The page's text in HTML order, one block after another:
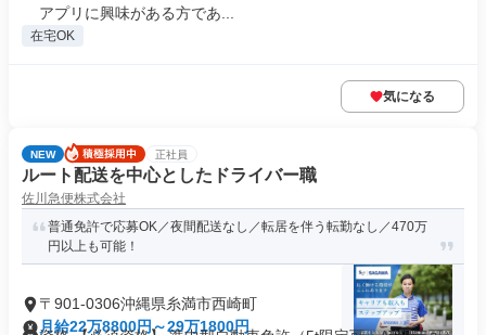
アプリに興味がある方であ...
在宅OK
気になる
NEW 正社員
ルート配送を中心としたドライバー職
佐川急便株式会社
普通免許で応募OK／夜間配送なし／転居を伴う転勤なし／470万
円以上も可能！
〒901-0306沖縄県糸満市西崎町
月給22万8800円～29万1800円